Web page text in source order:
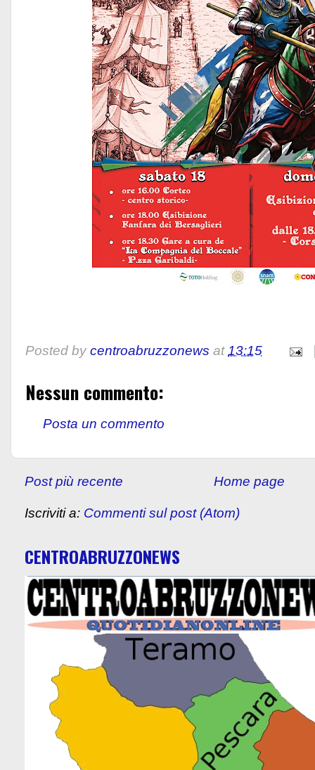
Posted by centroabruzzonews at13:15
Nessun commento:
Posta un commento
Post più recente Home page
Iscriviti a: Commenti sul post (Atom)
CENTROABRUZZONEWS